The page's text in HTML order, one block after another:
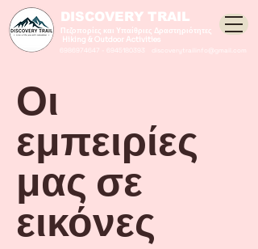
Πεζοπορίες και Υπαίθριες Δραστηριότητες
DISCOVERY TRAIL
Hiking & Outdoor Activities
6986974647 6945180393 discoverytrailinfo@gmail.com
Οι
εμπειρίες
μας σε
εικόνες